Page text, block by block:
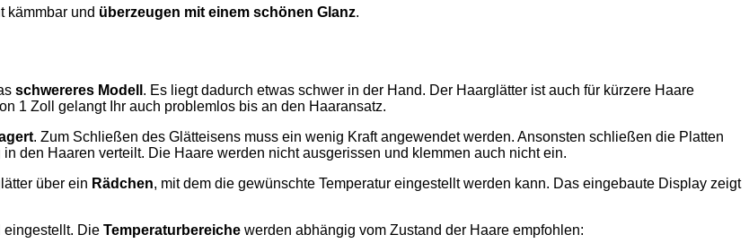
kämmbar und überzeugen mit einem schönen Glanz.
schwereres Modell . Es liegt dadurch etwas schwer in der Hand. Der Haarglätter ist auch für kürzere Haare
1 Zoll gelangt Ihr auch problemlos bis an den Haaransatz.
. Zum Schließen des Glätteisens muss ein wenig Kraft angewendet werden. Ansonsten schließen die Platten
den Haaren verteilt. Die Haare werden nicht ausgerissen und klemmen auch nicht ein.
über ein Rädchen, mit dem die gewünschte Temperatur eingestellt werden kann. Das eingebaute Display zeigt
eingestellt. Die Temperaturbereiche werden abhängig vom Zustand der Haare empfohlen: